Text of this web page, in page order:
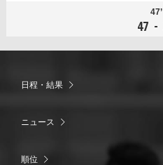
47’
47 -
日程・結果
ニュース
順位